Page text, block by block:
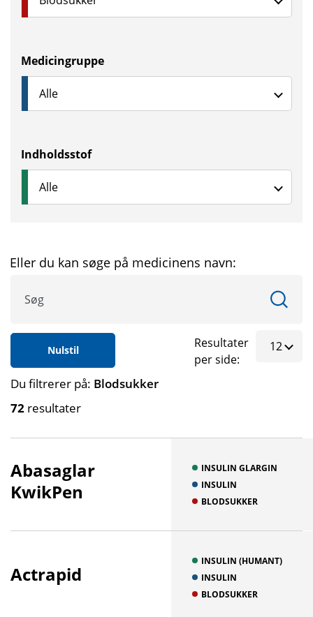
Medicingruppe
Indholdsstof
Nulstil
Resultater
per side:
Du filtrerer på: Blodsukker
72 resultater
Abasaglar
KwikPen
INSULIN GLARGIN
INSULIN
BLODSUKKER
Actrapid
INSULIN (HUMANT)
INSULIN
BLODSUKKER